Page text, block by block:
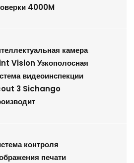
4000M
камера
Vision Узкополосная
видеоинспекции
3 Sichango
контроля
печати